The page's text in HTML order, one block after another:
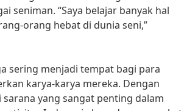
seniman. “Saya belajar banyak hal
orang hebat di dunia seni,”
sering menjadi tempat bagi para
karya-karya mereka. Dengan
yang sangat penting dalam